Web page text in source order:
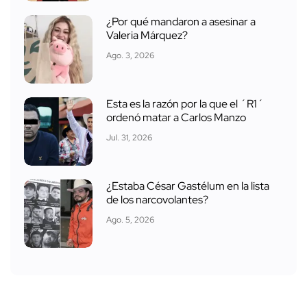
¿Por qué mandaron a asesinar a
Valeria Márquez?
Ago. 3, 2026
Esta es la razón por la que el ´R1´
ordenó matar a Carlos Manzo
Jul. 31, 2026
¿Estaba César Gastélum en la lista
de los narcovolantes?
Ago. 5, 2026